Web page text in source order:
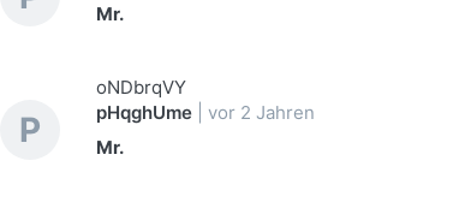
Mr.
oNDbrqVY
P pHqghUme
vor 2 Jahren
Mr.